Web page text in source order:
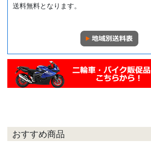
送料無料となります。
おすすめ商品